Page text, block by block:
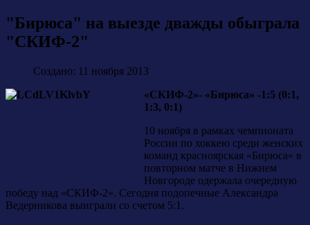
"Бирюса" на выезде дважды обыграла
"СКИФ-2"
Создано: 11 ноября 2013
«СКИФ-2»- «Бирюса» -1:5 (0:1,
1:3, 0:1)
10 ноября в рамках чемпионата
России по хоккею среди женских
команд красноярская «Бирюса» в
повторном матче в Нижнем
Новгороде одержала очередную
победу над «СКИФ-2». Сегодня подопечные Александра
Ведерникова выиграли со счетом 5:1.